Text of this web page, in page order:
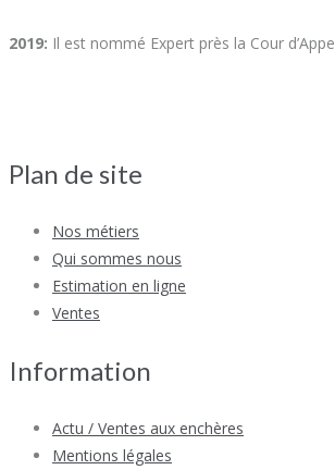
2019: Il est nommé Expert près la Cour
Plan de site
Nos métiers
Qui sommes nous
Estimation en ligne
Ventes
Information
Actu / Ventes aux enchères
Mentions légales